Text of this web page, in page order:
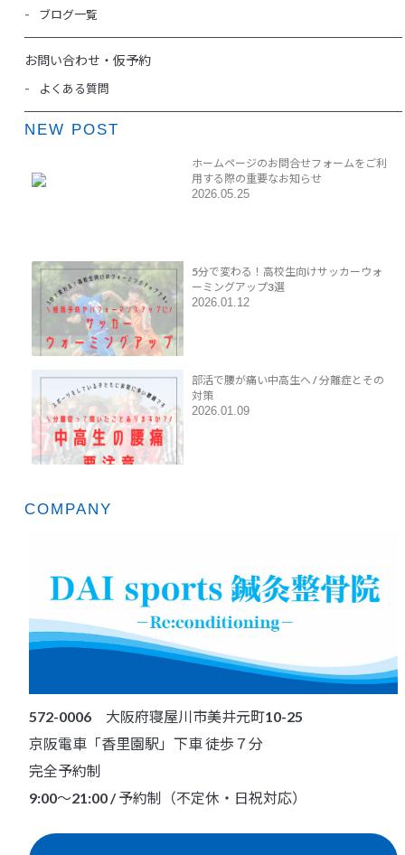
ブログ一覧
お問い合わせ・仮予約
よくある質問
NEW POST
ホームページのお問合せフォームをご利
用する際の重要なお知らせ
2026.05.25
5分で変わる！高校生向けサッカーウォ
ーミングアップ3選
2026.01.12
部活で腰が痛い中高生へ / 分離症とその
対策
2026.01.09
COMPANY
572-0006 大阪府寝屋川市美井元町10-25
京阪電車「香里園駅」下車 徒歩７分
完全予約制
9:00～21:00 / 予約制（不定休・日祝対応）